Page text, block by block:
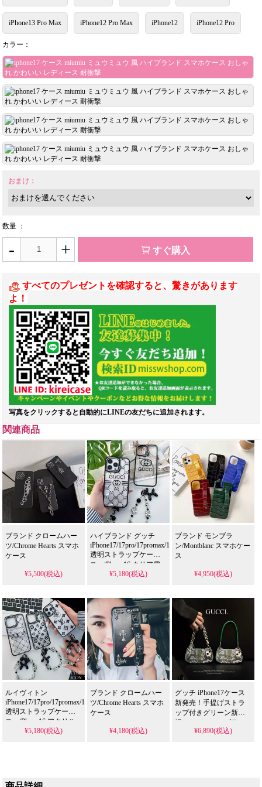
iPhone13 Pro Max iPhone12 Pro Max iPhone12 iPhone12 Pro
カラー：
おまけ：
数量 ：
- + すぐ購入
すべてのプレゼントを確認すると、驚きがあります
よ！
写真をクリックすると自動的にLINEの友だちに追加されます。
関連商品
ブランド クロームハー
ツ/Chrome Hearts スマホ
ケース
¥5,500(税込)
ハイブランド グッチ
iPhone17/17pro/17promax/17air
透明ストラップケー
ス。iPhone16 クリア電
気メッキ Gucci柄 男女兼
iPhone15pro/15promax 透
明かわいいファッショ
ンケース。かわいい・
安い・人気。耐衝撃・
防水・多機能iPhoneケー
ス。おしゃれ。
iPhone16pro/15promaxケ
ース対応。
¥5,180(税込)
ブランド モンブラ
ン/Montblanc スマホケー
ス
¥4,950(税込)
ルイヴィトン
iPhone17/17pro/17promax/17air
透明ストラップケー
ス。iPhone16 アクリル
クリア ヴィトン風。ア
iPhone15pro/14promax 透
¥5,180(税込)
ブランド クロームハー
ツ/Chrome Hearts スマホ
ケース
¥4,180(税込)
グッチ iPhone17ケース
新発売！手提げストラ
ップ付きグリーン新登
場、レディースブラン
¥6,890(税込)